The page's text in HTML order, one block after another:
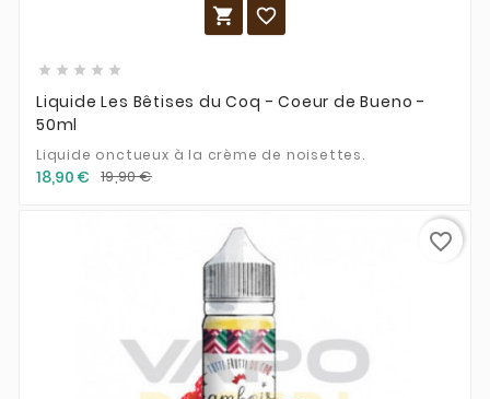
 
    
Liquide Les Bêtises du Coq - Coeur de Bueno -
50ml
Liquide onctueux à la crème de noisettes.
18,90 € 19,90 €
favorite_border